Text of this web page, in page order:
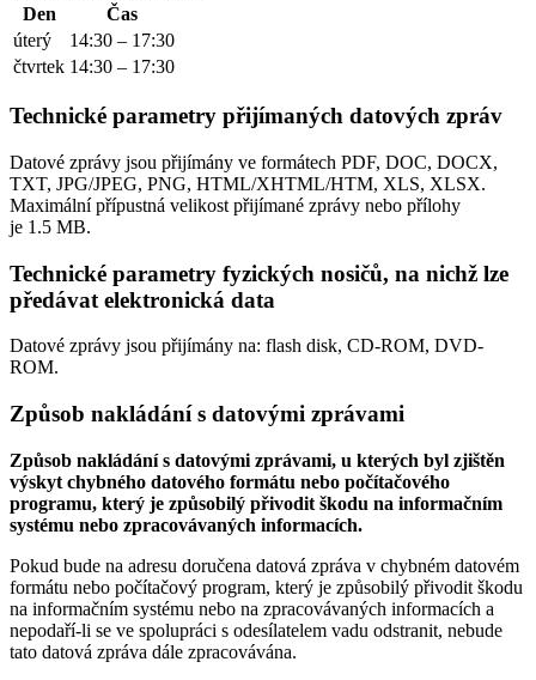
Den
Čas
úterý
14:30 – 17:30
čtvrtek 14:30 – 17:30
Technické parametry přijímaných datových zpráv
Datové zprávy jsou přijímány ve formátech PDF, DOC, DOCX,
TXT, JPG/JPEG, PNG, HTML/XHTML/HTM, XLS, XLSX.
Maximální přípustná velikost přijímané zprávy nebo přílohy
je 1.5 MB.
Technické parametry fyzických nosičů, na nichž lze
předávat elektronická data
Datové zprávy jsou přijímány na: flash disk, CD-ROM, DVD-
ROM.
Způsob nakládání s datovými zprávami
Způsob nakládání s datovými zprávami, u kterých byl zjištěn
výskyt chybného datového formátu nebo počítačového
programu, který je způsobilý přivodit škodu na informačním
systému nebo zpracovávaných informacích.
Pokud bude na adresu doručena datová zpráva v chybném datovém
formátu nebo počítačový program, který je způsobilý přivodit škodu
na informačním systému nebo na zpracovávaných informacích a
nepodaří-li se ve spolupráci s odesílatelem vadu odstranit, nebude
tato datová zpráva dále zpracovávána.